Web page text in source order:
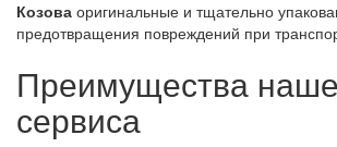
Козова оригинальные и тщательно
предотвращения повреждений при
Преимущества
сервиса